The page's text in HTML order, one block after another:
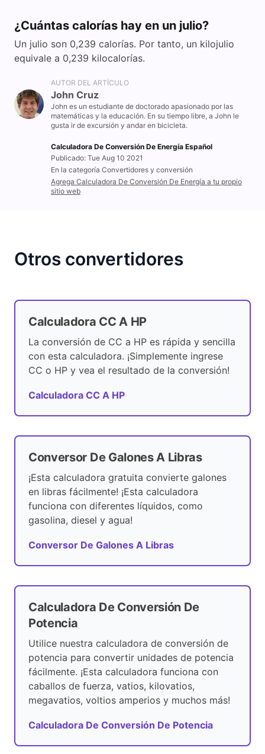
¿Cuántas calorías hay en un julio?
Un julio son 0,239 calorías. Por tanto, un kilojulio
equivale a 0,239 kilocalorías.
AUTOR DEL ARTÍCULO
John Cruz
John es un estudiante de doctorado apasionado por las
matemáticas y la educación. En su tiempo libre, a John le
gusta ir de excursión y andar en bicicleta.
Calculadora De Conversión De Energía Español
Publicado: Tue Aug 10 2021
En la categoría Convertidores y conversión
Agrega Calculadora De Conversión De Energía a tu propio
sitio web
Otros convertidores
Calculadora CC A HP
La conversión de CC a HP es rápida y sencilla
con esta calculadora. ¡Simplemente ingrese
CC o HP y vea el resultado de la conversión!
Calculadora CC A HP
Conversor De Galones A Libras
¡Esta calculadora gratuita convierte galones
en libras fácilmente! ¡Esta calculadora
funciona con diferentes líquidos, como
gasolina, diesel y agua!
Conversor De Galones A Libras
Calculadora De Conversión De
Potencia
Utilice nuestra calculadora de conversión de
potencia para convertir unidades de potencia
fácilmente. ¡Esta calculadora funciona con
caballos de fuerza, vatios, kilovatios,
megavatios, voltios amperios y muchos más!
Calculadora De Conversión De Potencia